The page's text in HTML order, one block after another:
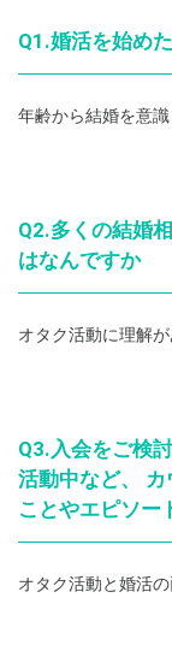
Q1.婚活を始め
年齢から結婚を意
Q2.多くの結婚
はなんですか
オタク活動に理解
Q3.入会をご検
活動中など、
ことやエピソー
オタク活動と婚活